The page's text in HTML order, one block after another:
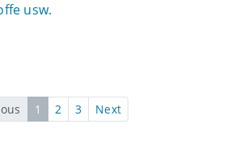
usw.
1 2 3 Next